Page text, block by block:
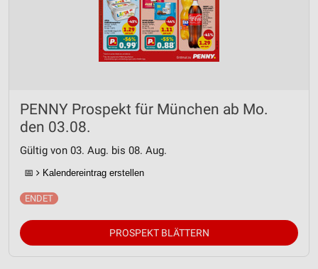
PENNY Prospekt für München ab Mo.
den 03.08.
Gültig von 03. Aug. bis 08. Aug.
📅 Kalendereintrag erstellen
PROSPEKT BLÄTTERN